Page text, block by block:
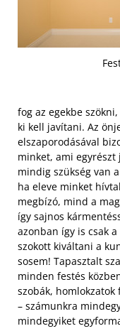
fog az egekbe
ki kell javítani. Az
elszaporodásával
minket, ami
mindig szükség van
ha eleve minket
megbízó, mind a
így sajnos
azonban így is csak
szokott kiváltani a
sosem! Tapasztalt
minden festés
szobák, homlokzatok
– számunkra
mindegyiket